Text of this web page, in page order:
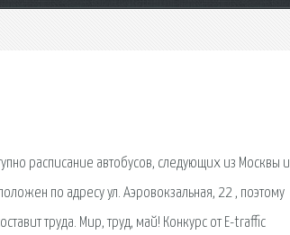
расписание автобусов, следующих из Москвы и
по адресу ул. Аэровокзальная, 22 , поэтому
труда. Мир, труд, май! Конкурс от E-traffic